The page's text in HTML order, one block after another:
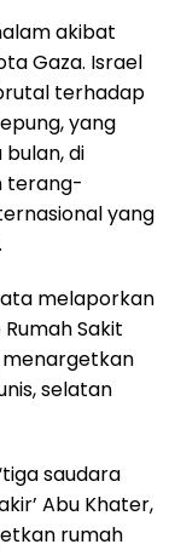
akibat
Gaza. Israel
terhadap
yang
di
terang-
yang
melaporkan
Sakit
menargetkan
selatan
saudara
Abu Khater,
rumah